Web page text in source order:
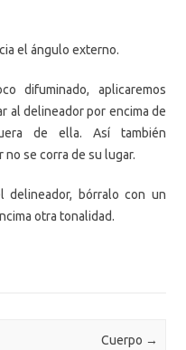
el ángulo externo.
difuminado, aplicaremos
al delineador por encima de
de ella. Así también
se corra de su lugar.
delineador, bórralo con un
otra tonalidad.
Cuerpo →